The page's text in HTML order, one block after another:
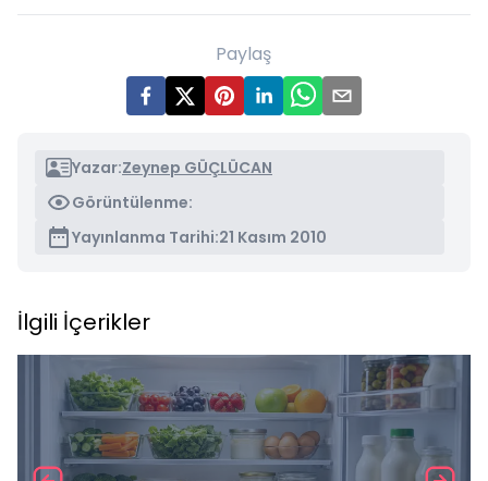
Paylaş
Yazar:Zeynep GÜÇLÜCAN
Görüntülenme:
Yayınlanma Tarihi:21 Kasım 2010
İlgili İçerikler